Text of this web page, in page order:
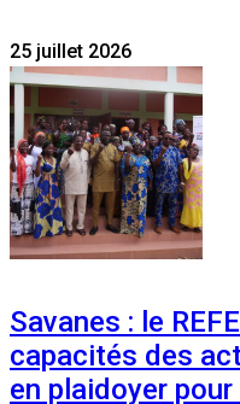
25 juillet 2026
Savanes : le
capacités des
en plaidoyer